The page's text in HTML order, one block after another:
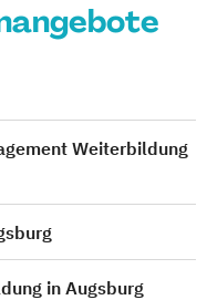
Weiterbildung
in Augsburg